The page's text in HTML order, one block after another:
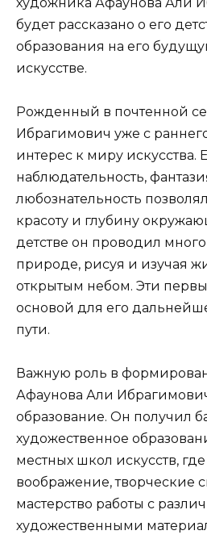
будет рассказано о его
образования на его
искусстве.
Рожденный в почтенной
Ибрагимович уже с
интерес к миру искусства.
наблюдательность,
любознательность
красоту и глубину
детстве он проводил
природе, рисуя и изучая
открытым небом. Эти
основой для его
пути.
Важную роль в
Афаунова Али
образование. Он получил
художественное
местных школ искусств,
воображение, творческие
мастерство работы с
художественными